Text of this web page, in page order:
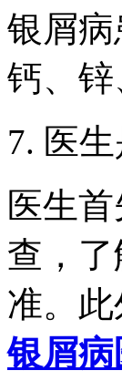
银屑
钙、锌
7. 医
医生
查，
准。
银屑